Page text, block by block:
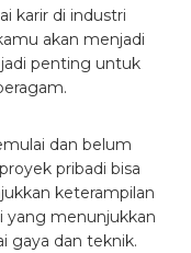
karir di industri
akan menjadi
penting untuk
dan belum
pribadi bisa
keterampilan
yang menunjukkan
gaya dan teknik.